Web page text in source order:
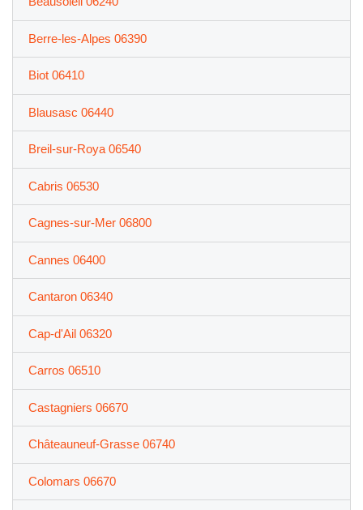
Berre-les-Alpes 06390
Biot 06410
Blausasc 06440
Breil-sur-Roya 06540
Cabris 06530
Cagnes-sur-Mer 06800
Cannes 06400
Cantaron 06340
Cap-d'Ail 06320
Carros 06510
Castagniers 06670
Châteauneuf-Grasse 06740
Colomars 06670